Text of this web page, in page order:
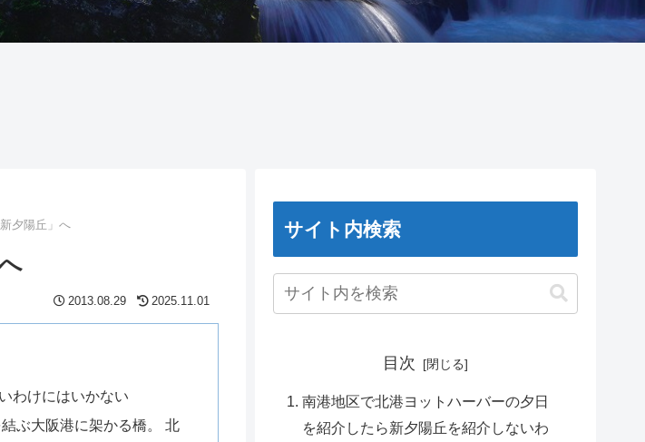
夕陽丘」へ
2013.08.29 2025.11.01
わけにはいかない
ぶ大阪港に架かる橋。 北
サイト内検索
目次
南港地区で北港ヨットハーバーの夕日
を紹介したら新夕陽丘を紹介しないわ